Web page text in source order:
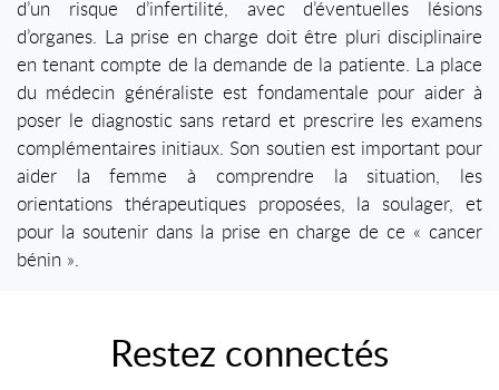
d’un risque d’infertilité, avec d’éventuelles lésions
d’organes. La prise en charge doit être pluri disciplinaire
en tenant compte de la demande de la patiente. La place
du médecin généraliste est fondamentale pour aider à
poser le diagnostic sans retard et prescrire les examens
complémentaires initiaux. Son soutien est important pour
aider la femme à comprendre la situation, les
orientations thérapeutiques proposées, la soulager, et
pour la soutenir dans la prise en charge de ce « cancer
bénin ».
Restez connectés